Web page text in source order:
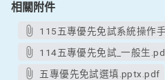
相關附件
115五專優先免試系統操作
114五專優先免試_一般生
五專優先免試選填.pptx.pdf